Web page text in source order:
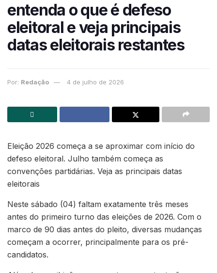
entenda o que é defeso
eleitoral e veja principais
datas eleitorais restantes
Por: Redação 4 de julho de 2026
Eleição 2026 começa a se aproximar com início do
defeso eleitoral. Julho também começa as
convenções partidárias. Veja as principais datas
eleitorais
Neste sábado (04) faltam exatamente três meses
antes do primeiro turno das eleições de 2026. Com o
marco de 90 dias antes do pleito, diversas mudanças
começam a ocorrer, principalmente para os pré-
candidatos.